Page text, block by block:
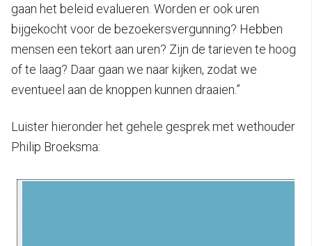
gaan het beleid evalueren. Worden er ook uren
bijgekocht voor de bezoekersvergunning? Hebben
mensen een tekort aan uren? Zijn de tarieven te hoog
of te laag? Daar gaan we naar kijken, zodat we
eventueel aan de knoppen kunnen draaien.”
Luister hieronder het gehele gesprek met wethouder
Philip Broeksma: